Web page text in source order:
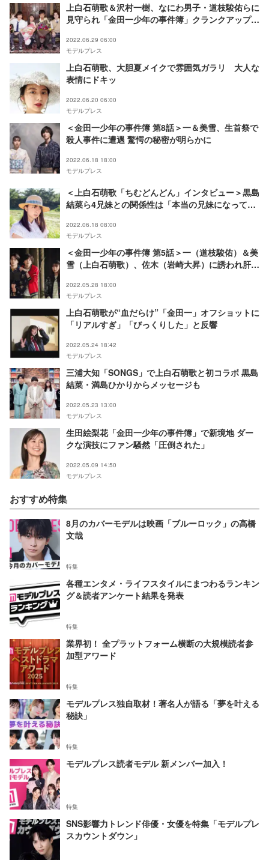
上白石萌歌＆沢村一樹、なにわ男子・道枝駿佑らに
見守られ「金田一少年の事件簿」クランクアップ
2022.06.29 06:00
モデルプレス
上白石萌歌、大胆夏メイクで雰囲気ガラリ 大人な
表情にドキッ
2022.06.20 06:00
モデルプレス
＜金田一少年の事件簿 第8話＞一＆美雪、生首祭で
殺人事件に遭遇 驚愕の秘密が明らかに
2022.06.18 18:00
モデルプレス
＜上白石萌歌「ちむどんどん」インタビュー＞黒島
結菜ら4兄妹との関係性は「本当の兄妹になってき
2022.06.18 08:00
モデルプレス
＜金田一少年の事件簿 第5話＞一（道枝駿佑）＆美
雪（上白石萌歌）、佐木（岩崎大昇）に誘われ肝試
2022.05.28 18:00
モデルプレス
上白石萌歌が“血だらけ”「金田一」オフショットに
「リアルすぎ」「びっくりした」と反響
2022.05.24 18:42
モデルプレス
三浦大知「SONGS」で上白石萌歌と初コラボ 黒島
結菜・満島ひかりからメッセージも
2022.05.23 13:00
モデルプレス
生田絵梨花「金田一少年の事件簿」で新境地 ダー
クな演技にファン騒然「圧倒された」
2022.05.09 14:50
モデルプレス
おすすめ特集
8月のカバーモデルは映画「ブルーロック」の高橋
文哉
特集
各種エンタメ・ライフスタイルにまつわるランキン
グ＆読者アンケート結果を発表
特集
業界初！ 全プラットフォーム横断の大規模読者参
加型アワード
特集
モデルプレス独自取材！著名人が語る「夢を叶える
秘訣」
特集
モデルプレス読者モデル 新メンバー加入！
特集
SNS影響力トレンド俳優・女優を特集「モデルプレ
スカウントダウン」